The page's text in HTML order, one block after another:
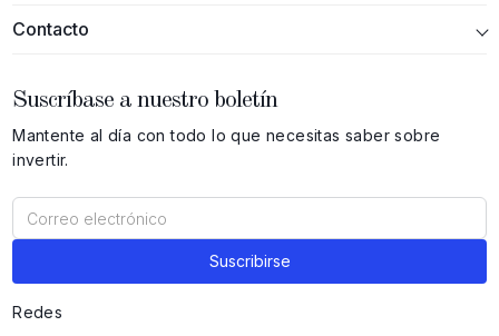
Contacto
Suscríbase a nuestro boletín
Mantente al día con todo lo que necesitas saber sobre
invertir.
Redes